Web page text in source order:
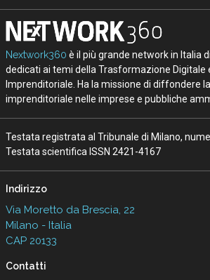
Nextwork360 è il più grande network in Italia
dedicati ai temi della Trasformazione Digitale
Imprenditoriale. Ha la missione di diffondere
imprenditoriale nelle imprese e pubbliche
Testata registrata al Tribunale di Milano,
Testata scientifica ISSN 2421-4167
Indirizzo
Via Moretto da Brescia, 22
Milano - Italia
CAP 20133
Contatti